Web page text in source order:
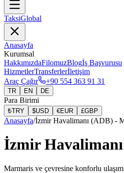
TaksiGlobal
Anasayfa
Kurumsal
HakkımızdaFilomuzBlogİş Başvurusu
HizmetlerTransferlerİletişim
Araç Çağır
+90 554 363 91 31
TR EN DE
Para Birimi
₺TRY $USD €EUR £GBP
Anasayfa/İzmir Havalimanı (ADB) -
İzmir
Marmaris ve çevresine konforlu